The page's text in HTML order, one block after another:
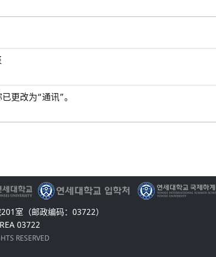
更改为“通讯”。
室（邮政编码：03722）
03722
RESERVED